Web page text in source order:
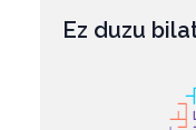
Ez duzu